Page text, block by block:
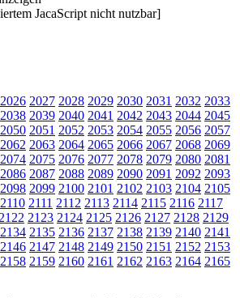
JacaScript nicht nutzbar]
2026 2027 2028 2029 2030 2031 2032 2033
2038 2039 2040 2041 2042 2043 2044 2045
2050 2051 2052 2053 2054 2055 2056 2057
2062 2063 2064 2065 2066 2067 2068 2069
2074 2075 2076 2077 2078 2079 2080 2081
2086 2087 2088 2089 2090 2091 2092 2093
2098 2099 2100 2101 2102 2103 2104 2105
2110 2111 2112 2113 2114 2115 2116 2117
2123 2124 2125 2126 2127 2128 2129
2134 2135 2136 2137 2138 2139 2140 2141
2146 2147 2148 2149 2150 2151 2152 2153
2158 2159 2160 2161 2162 2163 2164 2165